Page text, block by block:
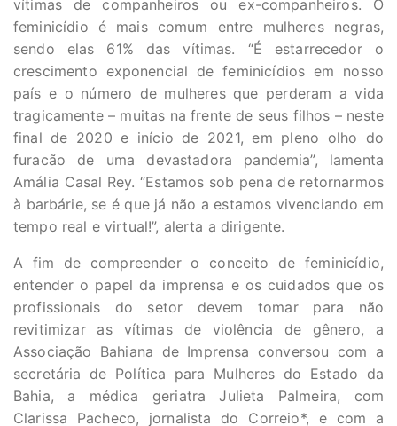
vítimas de companheiros ou ex-companheiros. O
feminicídio é mais comum entre mulheres negras,
sendo elas 61% das vítimas. “É estarrecedor o
crescimento exponencial de feminicídios em nosso
país e o número de mulheres que perderam a vida
tragicamente – muitas na frente de seus filhos – neste
final de 2020 e início de 2021, em pleno olho do
furacão de uma devastadora pandemia”, lamenta
Amália Casal Rey. “Estamos sob pena de retornarmos
à barbárie, se é que já não a estamos vivenciando em
tempo real e virtual!”, alerta a dirigente.
A fim de compreender o conceito de feminicídio,
entender o papel da imprensa e os cuidados que os
profissionais do setor devem tomar para não
revitimizar as vítimas de violência de gênero, a
Associação Bahiana de Imprensa conversou com a
secretária de Política para Mulheres do Estado da
Bahia, a médica geriatra Julieta Palmeira, com
Clarissa Pacheco, jornalista do Correio*, e com a